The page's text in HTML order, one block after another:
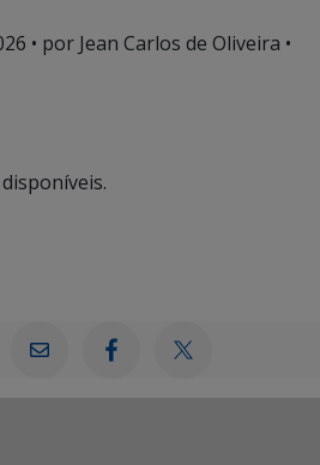
• por Jean Carlos de Oliveira •